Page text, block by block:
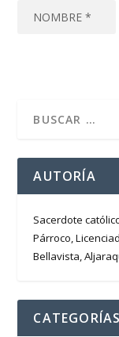
AUTORÍA
Sacerdote
Párroco,
Bellavista,
CATEGORÍAS